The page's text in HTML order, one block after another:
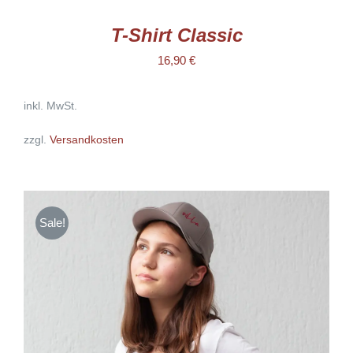
KÖNNEN
DER
PRODUKTSEITE
T-Shirt Classic
16,90 €
inkl. MwSt.
zzgl. Versandkosten
Sale!